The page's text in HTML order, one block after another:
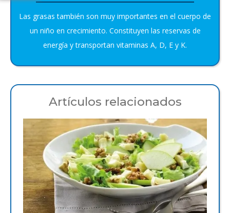
Las grasas también son muy importantes en el cuerpo de
un niño en crecimiento. Constituyen las reservas de
energía y transportan vitaminas A, D, E y K.
Artículos relacionados